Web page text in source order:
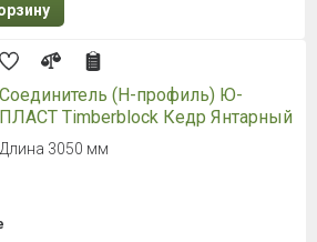
Соединитель (H-профиль) Ю-
ПЛАСТ Timberblock Кедр Янтарный
Длина 3050 мм